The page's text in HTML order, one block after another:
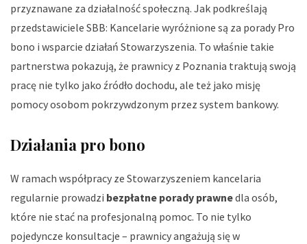
przyznawane za działalność społeczną. Jak podkreślają
przedstawiciele SBB: Kancelarie wyróżnione są za porady Pro
bono i wsparcie działań Stowarzyszenia. To właśnie takie
partnerstwa pokazują, że prawnicy z Poznania traktują swoją
pracę nie tylko jako źródło dochodu, ale też jako misję
pomocy osobom pokrzywdzonym przez system bankowy.
Działania pro bono
W ramach współpracy ze Stowarzyszeniem kancelaria
regularnie prowadzi bezpłatne porady prawnedla osób,
które nie stać na profesjonalną pomoc. To nie tylko
pojedyncze konsultacje – prawnicy angażują się w